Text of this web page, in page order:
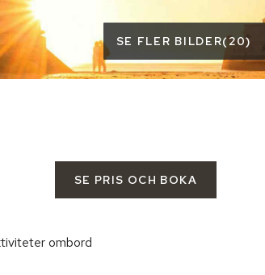
SE FLER BILDER( 20)
SE PRIS OCH BOKA
ombord